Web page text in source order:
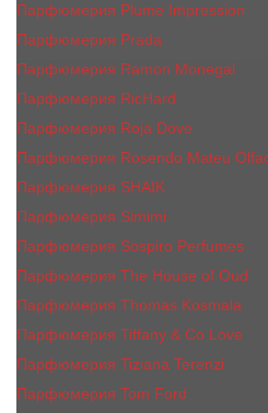
Парфюмерия Plume Impression
Парфюмерия Prada
Парфюмерия Ramon Monegal
Парфюмерия RicHard
Парфюмерия Roja Dove
Парфюмерия Rosendo Mateu
Парфюмерия SHAIK
Парфюмерия Simimi
Парфюмерия Sospiro Perfumes
Парфюмерия The House of Oud
Парфюмерия Thomas Kosmala
Парфюмерия Tiffany & Co Love
Парфюмерия Tiziana Terenzi
Парфюмерия Tom Ford